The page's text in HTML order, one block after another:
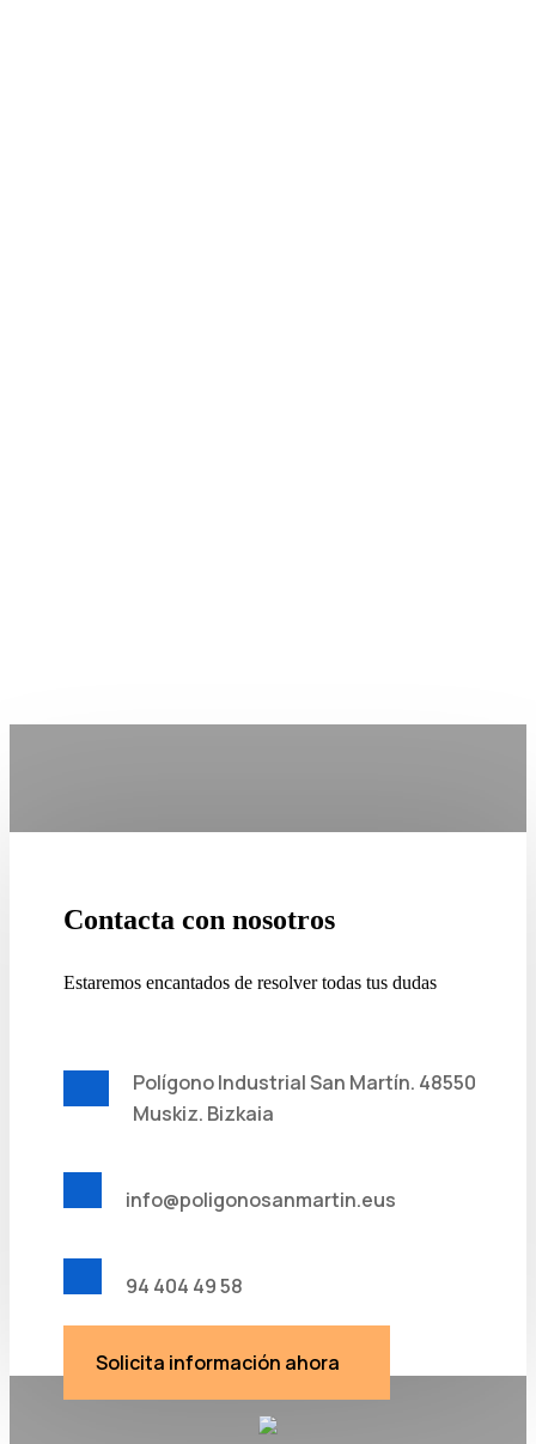
Contacta con nosotros
Estaremos encantados de resolver todas tus dudas
Polígono Industrial San Martín. 48550
Muskiz. Bizkaia
info@poligonosanmartin.eus
94 404 49 58
Solicita información ahora